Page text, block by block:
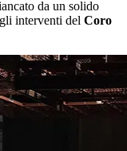
da un solido
interventi del Coro